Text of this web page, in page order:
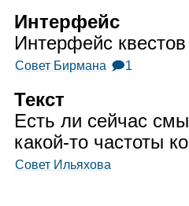
Интерфейс
Интерфейс квестов
Совет Бирмана 🗩1
Текст
Есть ли сейчас
какой‑то частоты
Совет Ильяхова